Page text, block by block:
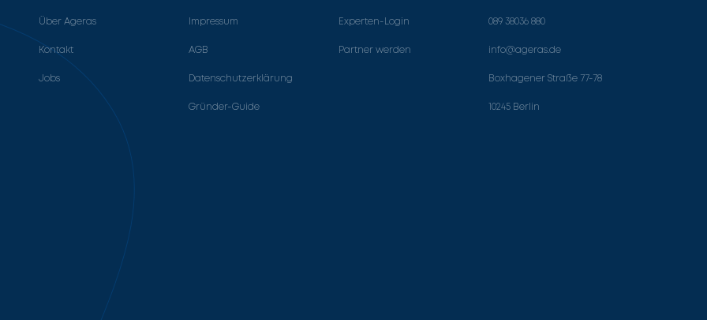
Über Ageras
Kontakt
Jobs
Impressum
AGB
Datenschutzerklärung
Gründer-Guide
Experten-Login
Partner werden
089 38036 880
info@ageras.de
Boxhagener Straße 77-78
10245 Berlin